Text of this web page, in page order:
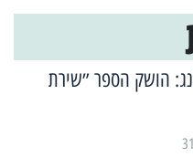
הושק הספר ״שירת